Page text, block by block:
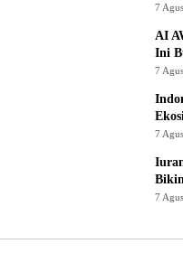
7
AI
Ini
7
7
7